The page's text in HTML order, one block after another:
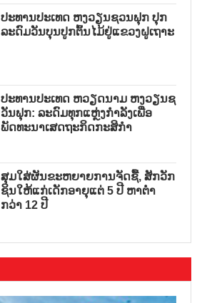
ປະທານປະເທດ ຫງວຽນຊວນຟຸກ ປຸກ
ລະດົມວັນບຸນປູກຕົ້ນໄມ້ຢູ່ແຂວງຝູເຖາະ
ປະທານປະເທດ ຫວຽດນາມ ຫງວຽນຊ
ວັນຟຸກ: ລະດົມທຸກແຫຼ່ງກຳລັງເພື່ອ
ພັດທະນາເສດຖະກິດກະສິກຳ
ສຸມໃສ່ຜັນຂະຫຍາຍການຈັດຊື້, ສັກວັກ
ຊິນໃຫ້ແກ່ເດັກອາຍຸແຕ່ 5 ປີ ຫາຕ່ຳ
ກວ່າ 12 ປີ